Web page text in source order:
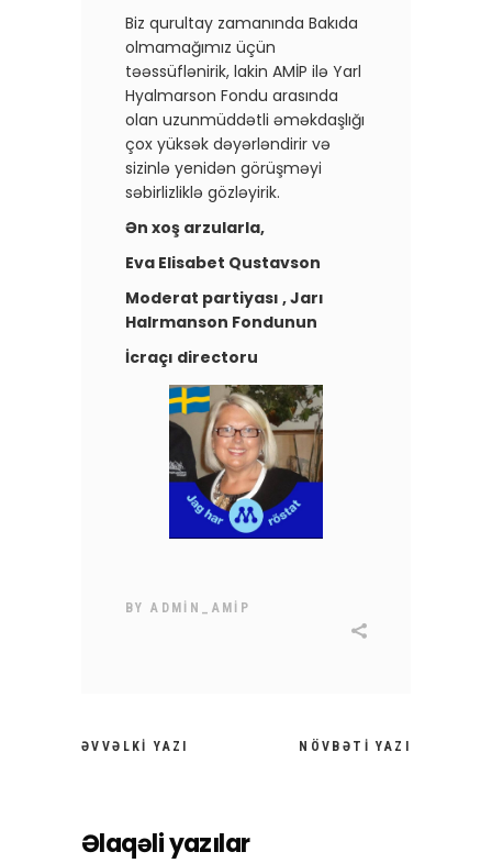
Biz qurultay zamanında Bakıda
olmamağımız üçün
təəssüflənirik, lakin AMİP ilə Yarl
Hyalmarson Fondu arasında
olan uzunmüddətli əməkdaşlığı
çox yüksək dəyərləndirir və
sizinlə yenidən görüşməyi
səbirlizliklə gözləyirik.
Ən xoş arzularla,
Eva Elisabet Qustavson
Moderat partiyası , Jarı
Halrmanson Fondunun
İcraçı directoru
BYADMIN_AMIP
ƏVVƏLKI YAZI NÖVBƏTI YAZI
Əlaqəli yazılar